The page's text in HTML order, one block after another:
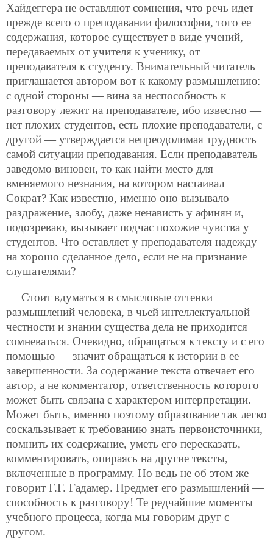
Хайдеггера не оставляют сомнения, что речь идет
прежде всего о преподавании философии, того ее
содержания, которое существует в виде учений,
передаваемых от учителя к ученику, от
преподавателя к студенту. Внимательный читатель
приглашается автором вот к какому размышлению:
с одной стороны — вина за неспособность к
разговору лежит на преподавателе, ибо известно —
нет плохих студентов, есть плохие преподаватели, с
другой — утверждается непреодолимая трудность
самой ситуации преподавания. Если преподаватель
заведомо виновен, то как найти место для
вменяемого незнания, на котором настаивал
Сократ? Как известно, именно оно вызывало
раздражение, злобу, даже ненависть у афинян и,
подозреваю, вызывает подчас похожие чувства у
студентов. Что оставляет у преподавателя надежду
на хорошо сделанное дело, если не на признание
слушателями?
Стоит вдуматься в смысловые оттенки
размышлений человека, в чьей интеллектуальной
честности и знании существа дела не приходится
сомневаться. Очевидно, обращаться к тексту и с его
помощью — значит обращаться к истории в ее
завершенности. За содержание текста отвечает его
автор, а не комментатор, ответственность которого
может быть связана с характером интерпретации.
Может быть, именно поэтому образование так легко
соскальзывает к требованию знать первоисточники,
помнить их содержание, уметь его пересказать,
комментировать, опираясь на другие тексты,
включенные в программу. Но ведь не об этом же
говорит Г.Г. Гадамер. Предмет его размышлений —
способность к разговору! Те редчайшие моменты
учебного процесса, когда мы говорим друг с
другом.